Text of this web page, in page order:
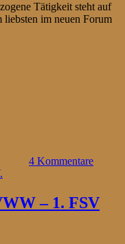
Tätigkeit steht auf
im neuen Forum
4 Kommentare
– 1. FSV